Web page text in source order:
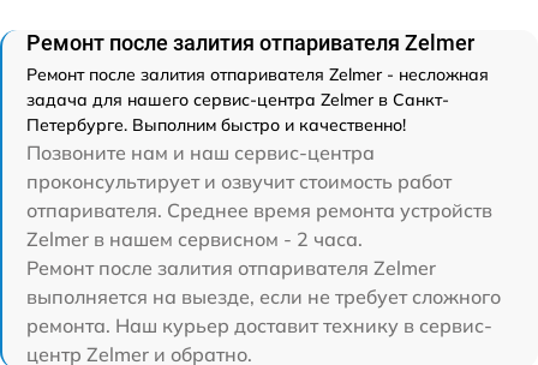
Ремонт после залития отпаривателя Zelmer
Ремонт после залития отпаривателя Zelmer - несложная
задача для нашего сервис-центра Zelmer в Санкт-
Петербурге. Выполним быстро и качественно!
Позвоните нам и наш сервис-центра
проконсультирует и озвучит стоимость работ
отпаривателя. Среднее время ремонта устройств
Zelmer в нашем сервисном - 2 часа.
Ремонт после залития отпаривателя Zelmer
выполняется на выезде, если не требует сложного
ремонта. Наш курьер доставит технику в сервис-
центр Zelmer и обратно.